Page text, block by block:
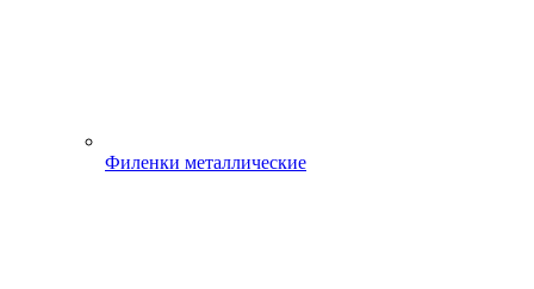
Филенки металлические